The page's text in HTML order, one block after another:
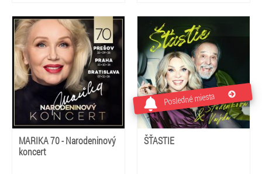
MARIKA 70 - Narodeninový
koncert
Posledné miesta
ŠŤASTIE